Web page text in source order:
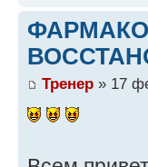
Тренер » 17